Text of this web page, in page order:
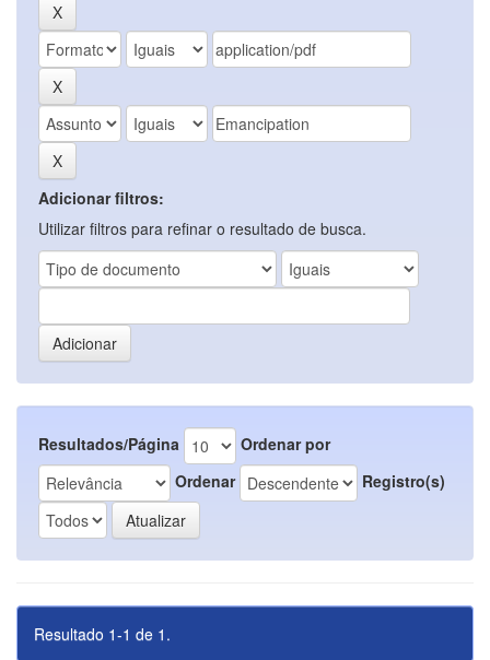
Adicionar filtros:
Utilizar filtros para refinar o resultado de busca.
Resultados/Página
Ordenar por
Ordenar
Registro(s)
Resultado 1-1 de 1.